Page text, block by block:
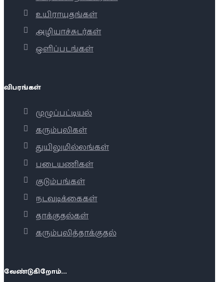
உயிராயுதங்கள்
அழியாச்சுடர்கள்
ஒளிப்படங்கள்
விபரங்கள்
முழுப்பட்டியல்
கரும்புலிகள்
துயிலுமில்லங்கள்
படையணிகள்
குடும்பங்கள்
நடவடிக்கைகள்
தாக்குதல்கள்
கரும்புலித்தாக்குதல்
வேண்டுகிறோம்...